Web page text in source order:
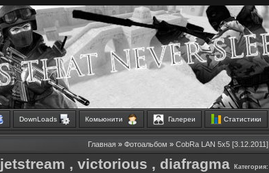
DownLoads Комьюнити Галереи Статистики
Главная» Фотоальбом » CobRa LAN 5x5 [3.12.2011]
jetstream , victorious , diafragma Категория: